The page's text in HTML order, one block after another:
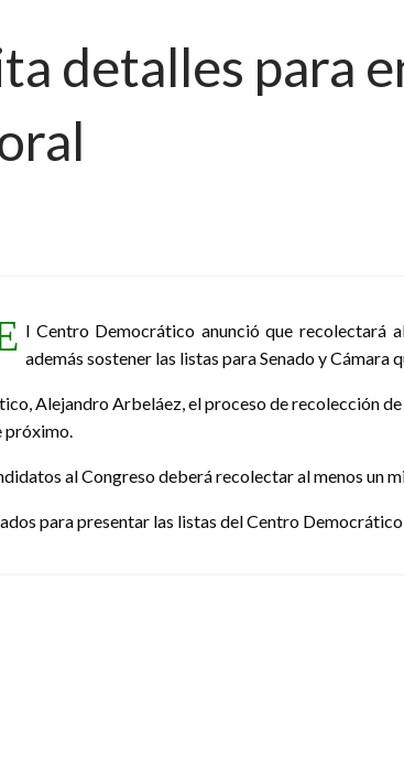
detalles para
l Centro Democrático anunció que recolectará
además sostener las listas para Senado y
Alejandro Arbeláez, el proceso de recolección
próximo.
al Congreso deberá recolectar al menos un
para presentar las listas del Centro